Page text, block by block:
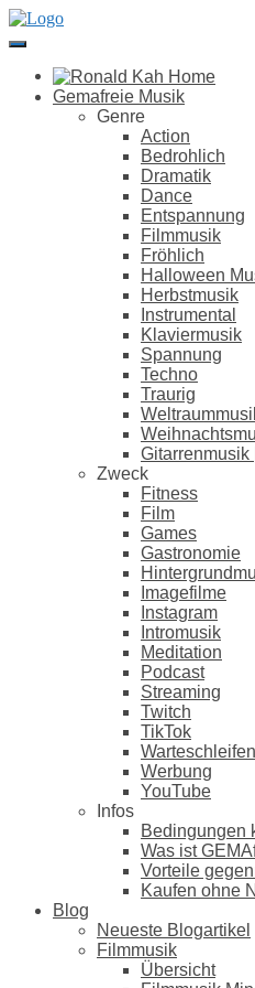
Direkt
zum
Gemafreie Musik
Genre
Action
Bedrohlich
Dramatik
Dance
Entspannung
Filmmusik
Fröhlich
Halloween
Herbstmusik
Instrumental
Klaviermusik
Spannung
Techno
Traurig
Gitarrenmusik
Zweck
Fitness
Film
Games
Gastronomie
Imagefilme
Instagram
Intromusik
Meditation
Podcast
Streaming
Twitch
TikTok
Werbung
YouTube
Infos
Bedingungen
Was ist
Vorteile
Kaufen ohne
Blog
Neueste Blogartikel
Filmmusik
Übersicht